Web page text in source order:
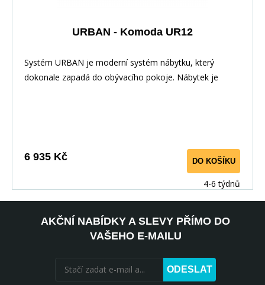
URBAN - Komoda UR12
Systém URBAN je moderní systém nábytku, který
dokonale zapadá do obývacího pokoje. Nábytek je
samostatným komponentům si můžete vytvořit vlastní
vybavení, které se hodí do Vašeho interiéru. &nbsp;
6 935 Kč DO KOŠÍKU
4-6 týdnů
AKČNÍ NABÍDKY A SLEVY PŘÍMO DO
VAŠEHO E-MAILU
ODESLAT